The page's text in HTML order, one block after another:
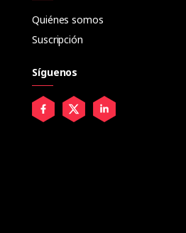
Quiénes somos
Suscripción
Síguenos